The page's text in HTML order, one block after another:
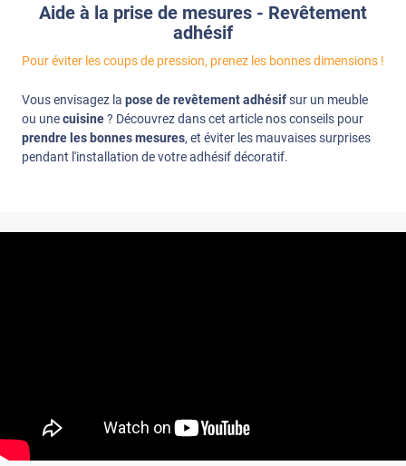
Aide à la prise de mesures - Revêtement
adhésif
Pour éviter les coups de pression, prenez les bonnes dimensions !
Vous envisagez la pose de revêtement adhésifsur un meuble
ou unecuisine? Découvrez dans cet article nos conseils pour
prendre les bonnes mesures, et éviter les mauvaises surprises
pendant l'installation de votre adhésif décoratif.